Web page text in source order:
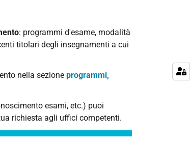
: programmi d'esame, modalità
titolari degli insegnamenti a cui
nella sezione programmi,
esami, etc.) puoi
richiesta agli uffici competenti.